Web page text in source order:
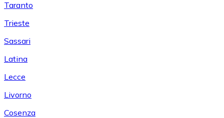
Taranto
Trieste
Sassari
Latina
Lecce
Livorno
Cosenza